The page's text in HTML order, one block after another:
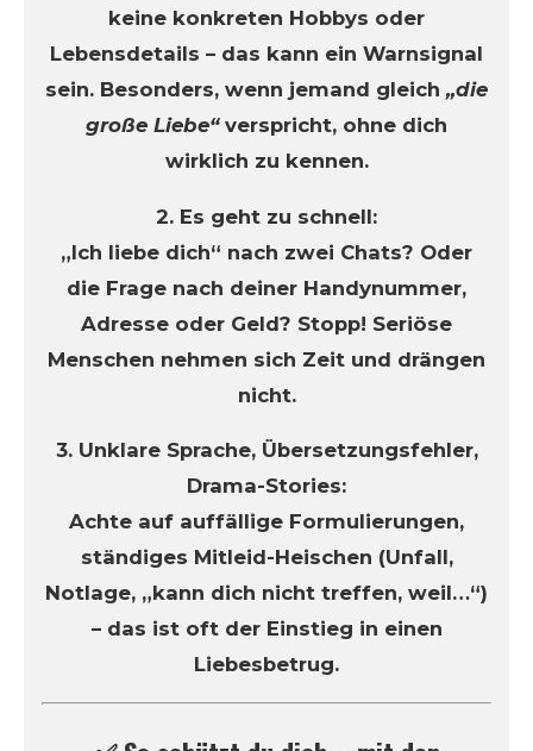
keine konkreten Hobbys oder
Lebensdetails – das kann ein Warnsignal
sein. Besonders, wenn jemand gleich „die
große Liebe“verspricht, ohne dich
wirklich zu kennen.
2. Es geht zu schnell:
„Ich liebe dich“ nach zwei Chats? Oder
die Frage nach deiner Handynummer,
Adresse oder Geld? Stopp! Seriöse
Menschen nehmen sich Zeit und drängen
nicht.
3. Unklare Sprache, Übersetzungsfehler,
Drama-Stories:
Achte auf auffällige Formulierungen,
ständiges Mitleid-Heischen (Unfall,
Notlage, „kann dich nicht treffen, weil…“)
– das ist oft der Einstieg in einen
Liebesbetrug.